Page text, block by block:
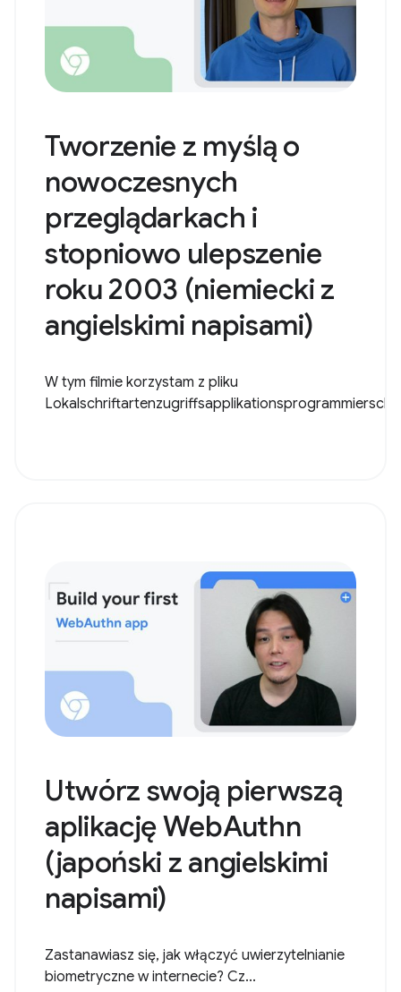
Tworzenie z myślą o
nowoczesnych
przeglądarkach i
stopniowo ulepszenie
roku 2003 (niemiecki z
angielskimi napisami)
W tym filmie korzystam z pliku
Utwórz swoją pierwszą
aplikację WebAuthn
(japoński z angielskimi
napisami)
Zastanawiasz się, jak włączyć uwierzytelnianie
biometryczne w internecie? Cz...